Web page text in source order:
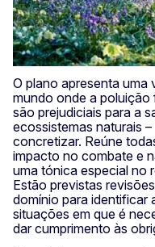
O plano apresenta uma
mundo onde a poluição
são prejudiciais para a
ecossistemas naturais
concretizar. Reúne
impacto no combate e
uma tónica especial no
Estão previstas
domínio para identificar
situações em que é
dar cumprimento às